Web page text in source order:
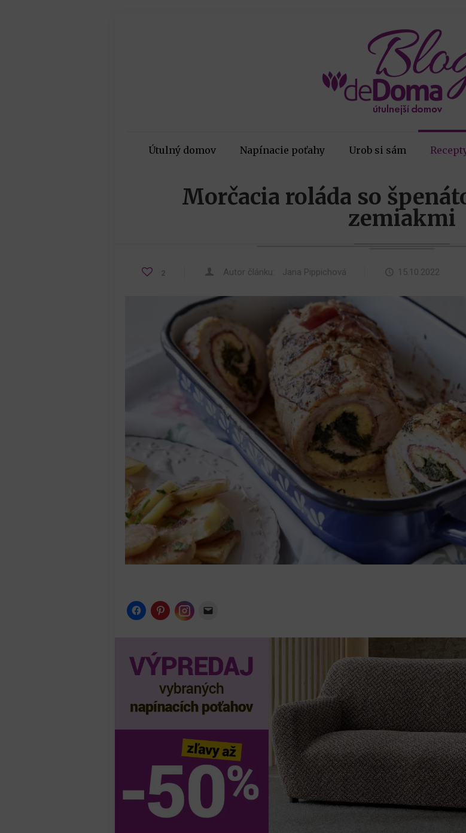
Útulný domov Napínacie poťahy Urob si sám
Morčacia roláda so
zemiakmi
2 Autor článku: Jana Pippichová 15.10.2022
Instagram